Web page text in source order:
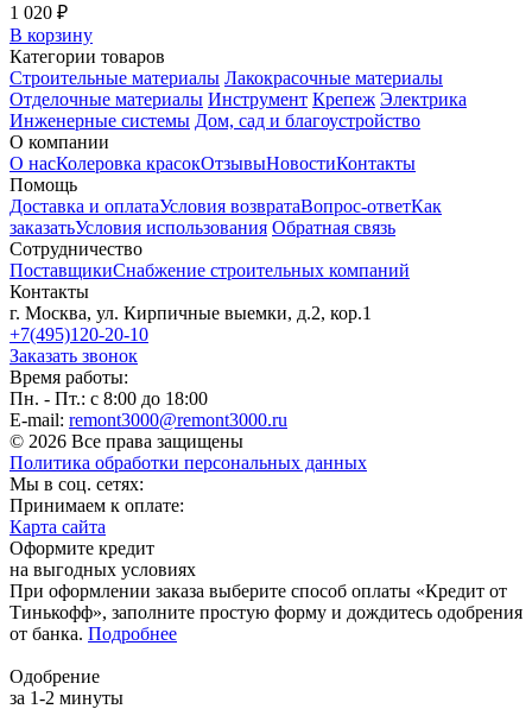
1 020 ₽
В корзину
Категории товаров
Строительные материалы Лакокрасочные материалы
Отделочные материалы Инструмент Крепеж Электрика
Инженерные системы Дом, сад и благоустройство
О компании
О насКолеровка красокОтзывыНовостиКонтакты
Помощь
Доставка и оплатаУсловия возвратаВопрос-ответКак
заказатьУсловия использования Обратная связь
Сотрудничество
ПоставщикиСнабжение строительных компаний
Контакты
г. Москва, ул. Кирпичные выемки, д.2, кор.1
+7(495)120-20-10
Заказать звонок
Время работы:
Пн. - Пт.: с 8:00 до 18:00
E-mail: remont3000@remont3000.ru
© 2026 Все права защищены
Политика обработки персональных данных
Мы в соц. сетях:
Принимаем к оплате:
Карта сайта
Оформите кредит
на выгодных условиях
При оформлении заказа выберите способ оплаты «Кредит от
Тинькофф», заполните простую форму и дождитесь одобрения
от банка. Подробнее
Одобрение
за 1-2 минуты